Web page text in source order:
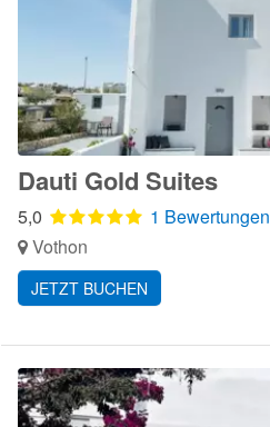
Dauti Gold Suites
5,0
1 Bewertungen
Vothon
JETZT BUCHEN